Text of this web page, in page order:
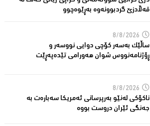
قەڵادزێ‌ گردبوونەوە بەڕێوەچوو
8/8/2026
ساڵێك بەسەر كۆچی دوایی نووسەر و
ڕۆژنامەنووس شوان هەورامی تێدەپەڕێت
8/8/2026
ناكۆكی لەنێو بەرپرسانى ئەمریكا سەبارەت بە
جەنگی ئێران دروست بووە